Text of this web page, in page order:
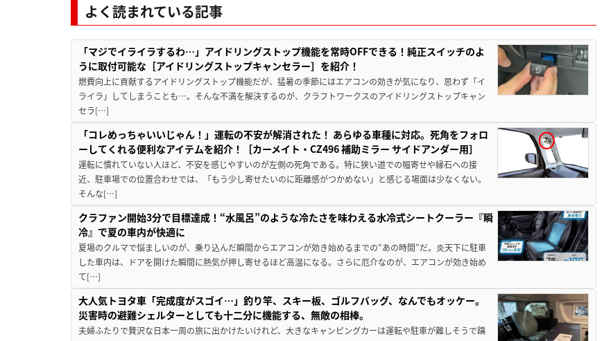
よく読まれている記事
「マジでイライラするわ…」アイドリングストップ機能を常時OFFできる！純正スイッチのよ
うに取付可能な［アイドリングストップキャンセラー］を紹介！
燃費向上に貢献するアイドリングストップ機能だが、猛暑の季節にはエアコンの効きが気になり、思わず「イ
ライラ」してしまうことも…。そんな不満を解決するのが、クラフトワークスのアイドリングストップキャン
セラ[…]
「コレめっちゃいいじゃん！」運転の不安が解消された！ あらゆる車種に対応。死角をフォロ
ーしてくれる便利なアイテムを紹介！［カーメイト・CZ496 補助ミラー サイドアンダー用］
運転に慣れていない人ほど、不安を感じやすいのが左側の死角である。特に狭い道での幅寄せや縁石への接
近、駐車場での位置合わせでは、「もう少し寄せたいのに距離感がつかめない」と感じる場面は少なくない。
そんな[…]
クラファン開始3分で目標達成！“水風呂”のような冷たさを味わえる水冷式シートクーラー『瞬
冷』で夏の車内が快適に
夏場のクルマで悩ましいのが、乗り込んだ瞬間からエアコンが効き始めるまでの“あの時間”だ。炎天下に駐車
した車内は、ドアを開けた瞬間に熱気が押し寄せるほど高温になる。さらに厄介なのが、エアコンが効き始め
て[…]
大人気トヨタ車「完成度がスゴイ…」釣り竿、スキー板、ゴルフバッグ、なんでもオッケー。
災害時の避難シェルターとしても十二分に機能する、無敵の相棒。
夫婦ふたりで贅沢な日本一周の旅に出かけたいけれど、大きなキャンピングカーは運転や駐車が難しそうで躊